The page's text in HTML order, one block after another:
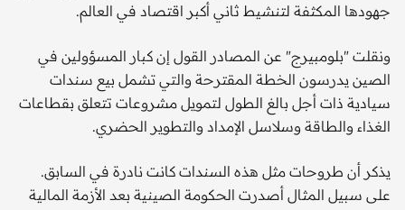
جهودها المكثفة لتنشيط ثاني أكبر اقتصاد في العالم.
ونقلت "بلومبيرج" عن المصادر القول إن كبار المسؤولين في
الصين يدرسون الخطة المقترحة والتي تشمل بيع سندات
سيادية ذات أجل بالغ الطول لتمويل مشروعات تتعلق بقطاعات
الغذاء والطاقة وسلاسل الإمداد والتطوير الحضري.
يذكر أن طروحات مثل هذه السندات كانت نادرة في السابق.
على سبيل المثال أصدرت الحكومة الصينية بعد الأزمة المالية